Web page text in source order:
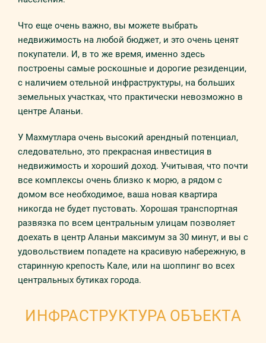
Что еще очень важно, вы можете выбрать
недвижимость на любой бюджет, и это очень ценят
покупатели. И, в то же время, именно здесь
построены самые роскошные и дорогие резиденции,
с наличием отельной инфраструктуры, на больших
земельных участках, что практически невозможно в
центре Аланьи.
У Махмутлара очень высокий арендный потенциал,
следовательно, это прекрасная инвестиция в
недвижимость и хороший доход. Учитывая, что почти
все комплексы очень близко к морю, а рядом с
домом все необходимое, ваша новая квартира
никогда не будет пустовать. Хорошая транспортная
развязка по всем центральным улицам позволяет
доехать в центр Аланьи максимум за 30 минут, и вы с
удовольствием попадете на красивую набережную, в
старинную крепость Кале, или на шоппинг во всех
центральных бутиках города.
ИНФРАСТРУКТУРА ОБЪЕКТА